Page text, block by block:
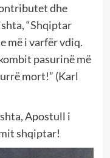
dhe
“Shqiptar
më i varfër vdiq.
pasurinë më
mort!” (Karl
Apostull i
shqiptar!